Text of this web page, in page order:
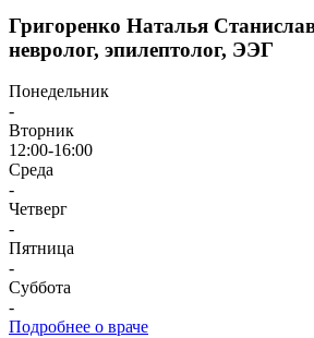
Григоренко Наталья
невролог, эпилептолог, ЭЭГ
Понедельник
-
Вторник
12:00-16:00
Среда
-
Четверг
-
Пятница
-
Суббота
-
Подробнее о враче